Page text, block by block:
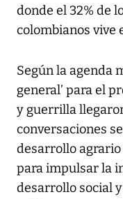
donde el 32% de
colombianos vive
Según la agenda
general’ para el
y guerrilla
conversaciones
desarrollo
para impulsar la
desarrollo social